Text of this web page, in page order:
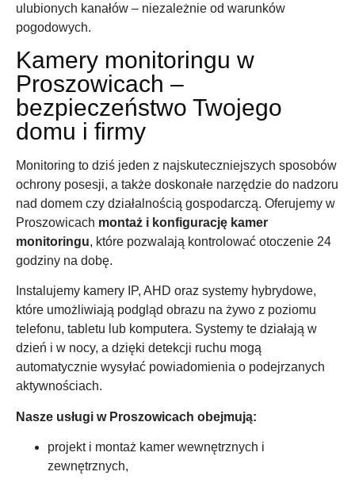
ulubionych kanałów – niezależnie od warunków
pogodowych.
Kamery monitoringu w
Proszowicach –
bezpieczeństwo Twojego
domu i firmy
Monitoring to dziś jeden z najskuteczniejszych sposobów
ochrony posesji, a także doskonałe narzędzie do nadzoru
nad domem czy działalnością gospodarczą. Oferujemy w
Proszowicach montaż i konfigurację kamer
monitoringu, które pozwalają kontrolować otoczenie 24
godziny na dobę.
Instalujemy kamery IP, AHD oraz systemy hybrydowe,
które umożliwiają podgląd obrazu na żywo z poziomu
telefonu, tabletu lub komputera. Systemy te działają w
dzień i w nocy, a dzięki detekcji ruchu mogą
automatycznie wysyłać powiadomienia o podejrzanych
aktywnościach.
Nasze usługi w Proszowicach obejmują:
projekt i montaż kamer wewnętrznych i
zewnętrznych,